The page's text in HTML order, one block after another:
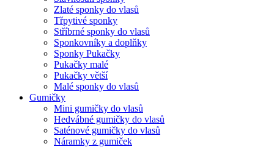
Zlaté sponky do vlasů
Třpytivé sponky
Stříbrné sponky do vlasů
Sponkovníky a doplňky
Sponky Pukačky
Pukačky malé
Pukačky větší
Malé sponky do vlasů
Gumičky
Mini gumičky do vlasů
Hedvábné gumičky do vlasů
Saténové gumičky do vlasů
Náramky z gumiček